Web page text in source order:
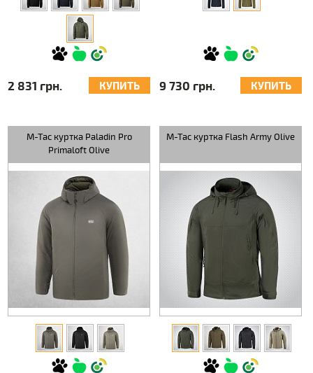
2 831 грн. КУПИТЬ 9 730 грн. КУПИТЬ
M-Tac куртка Paladin Pro
Primaloft Olive
M-Tac куртка Flash Army Olive